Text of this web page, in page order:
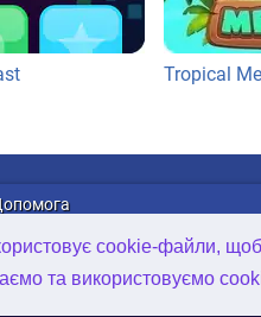
cookie-файли,
та використовуємо
Tropical
конфіденційності